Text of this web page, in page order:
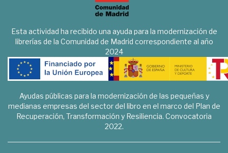
Esta actividad ha recibido una ayuda para la modernización de
librerías de la Comunidad de Madrid correspondiente al año
2024
Ayudas públicas para la modernización de las pequeñas y
medianas empresas del sector del libro en el marco del Plan de
Recuperación, Transformación y Resiliencia. Convocatoria
2022.